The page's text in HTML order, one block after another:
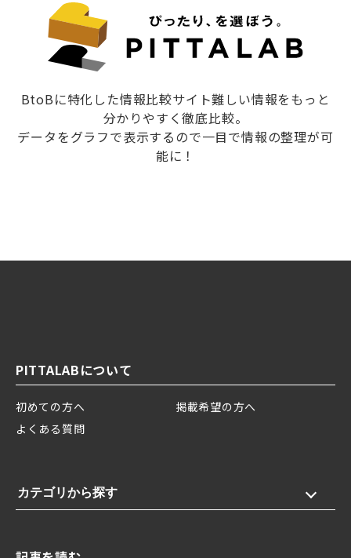
BtoBに特化した情報比較サイト難しい情報をもっと
分かりやすく徹底比較。
データをグラフで表示するので一目で情報の整理が可
能に！
PITTALABについて
初めての方へ
掲載希望の方へ
よくある質問
カテゴリから探す